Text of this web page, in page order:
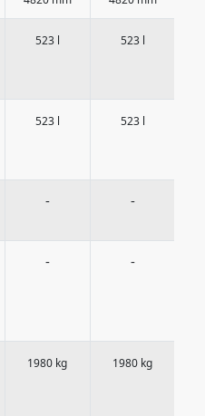
523 l 523 l
523 l 523 l
- -
- -
1980 kg 1980 kg